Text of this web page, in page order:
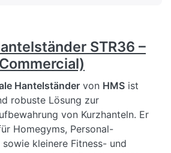
STR36 –
Hantelständer von HMS ist
robuste Lösung zur
von Kurzhanteln. Er
Homegyms, Personal-
kleinere Fitness- und